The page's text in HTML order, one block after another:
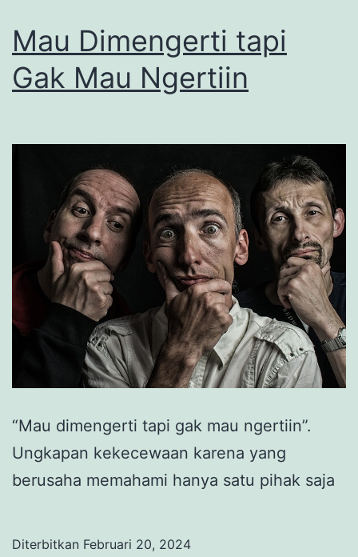
Mau Dimengerti tapi
Gak Mau Ngertiin
“Mau dimengerti tapi gak mau ngertiin”.
Ungkapan kekecewaan karena yang
berusaha memahami hanya satu pihak saja
Diterbitkan Februari 20, 2024